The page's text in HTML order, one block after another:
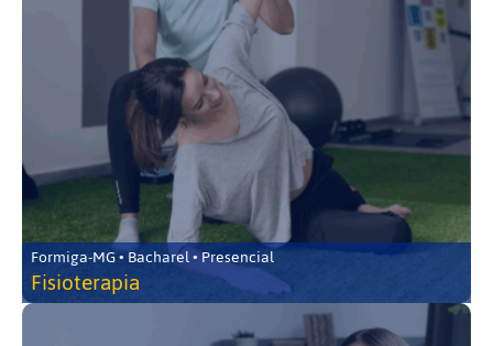
Formiga-MG • Bacharel • Presencial
Fisioterapia